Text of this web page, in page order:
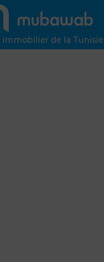
immobilier de la Tunisie